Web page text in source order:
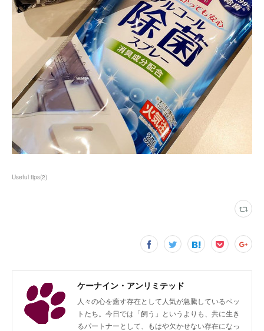
Useful tips(2)
ケーナイン・アンリミテッド
人々の心を癒す存在として人気が急騰しているペッ
トたち。今日では「飼う」というよりも、共に生き
るパートナーとして、もはや欠かせない存在になっ